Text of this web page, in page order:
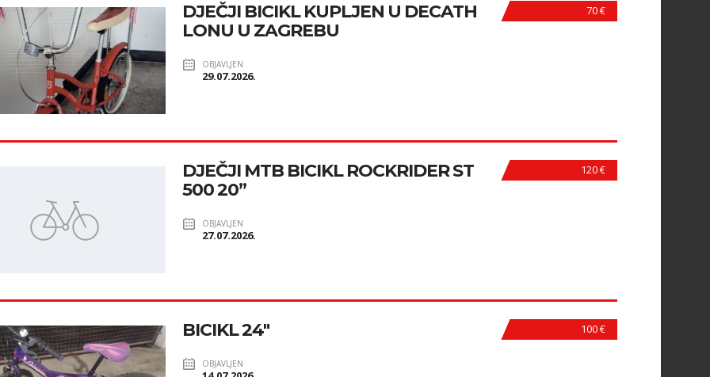
70 €
DJEČJI BICIKL KUPLJEN U DECATH
LONU U ZAGREBU
OBJAVLJEN
29.07.2026.
120 €
DJEČJI MTB BICIKL ROCKRIDER ST
500 20”
OBJAVLJEN
27.07.2026.
100 €
BICIKL 24"
OBJAVLJEN